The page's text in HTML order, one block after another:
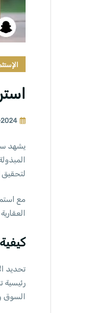
المبذولة لتحقيق رؤية
لتحقيق
رئيسية
السوق